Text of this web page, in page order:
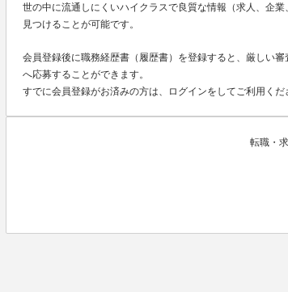
世の中に流通しにくいハイクラスで良質な情報（求人、企
見つけることが可能です。
会員登録後に職務経歴書（履歴書）を登録すると、厳しい
へ応募することができます。
すでに会員登録がお済みの方は、ログインをしてご利用くだ
転職・